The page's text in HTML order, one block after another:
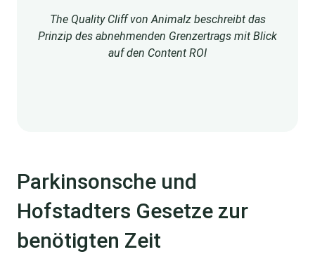
The Quality Cliff von Animalz beschreibt das
Prinzip des abnehmenden Grenzertrags mit Blick
auf den Content ROI
Parkinsonsche und
Hofstadters Gesetze zur
benötigten Zeit